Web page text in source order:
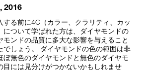
2016
する前に4C（カラー、クラリティ、カッ
について学ばれた方は、ダイヤモンドの
モンドの品質に多大な影響を与えること
しょう。
ダイヤモンドの色の範囲は非
ぼ無色のダイヤモンドと無色のダイヤモ
目には見分けがつかないかもしれませ